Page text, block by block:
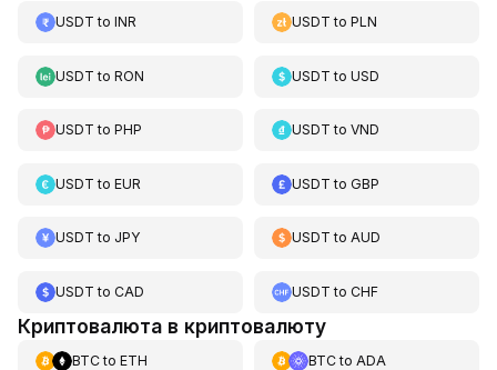
USDT to INR USDT toPLN
USDT to RON USDT toUSD
USDT to PHP USDT toVND
USDT to EUR USDT toGBP
USDT to JPY USDT toAUD
USDT to CAD USDT toCHF
Криптовалюта в криптовалюту
BTCto ETH BTCto ADA